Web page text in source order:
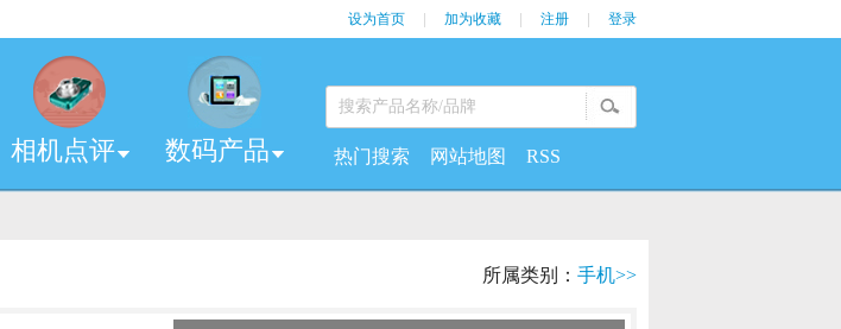
设为首页 加为收藏 注册 登录
相机点评 数码产品 热门搜索 网站地图 RSS
所属类别： 手机>>